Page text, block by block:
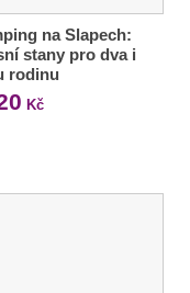
na Slapech:
stany pro dva i
rodinu
Kč